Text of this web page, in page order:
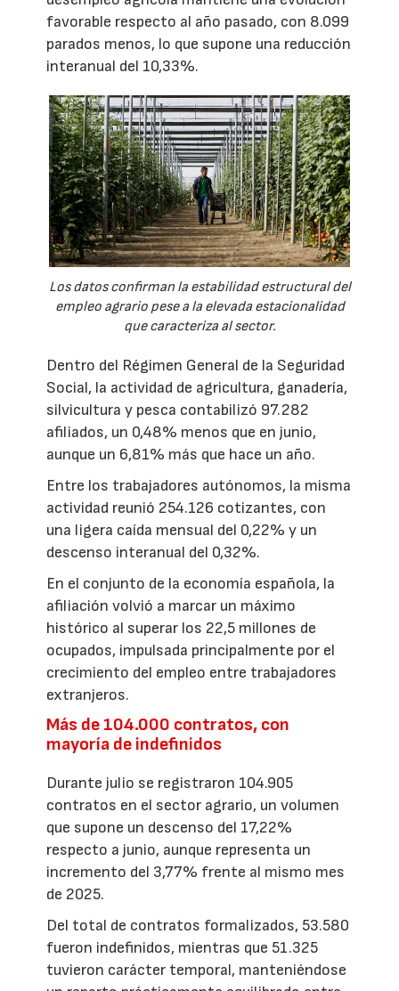
favorable respecto al año pasado, con 8.099
parados menos, lo que supone una reducción
interanual del 10,33%.
Los datos confirman la estabilidad estructural del
empleo agrario pese a la elevada estacionalidad
que caracteriza al sector.
Dentro del Régimen General de la Seguridad
Social, la actividad de agricultura, ganadería,
silvicultura y pesca contabilizó 97.282
afiliados, un 0,48% menos que en junio,
aunque un 6,81% más que hace un año.
Entre los trabajadores autónomos, la misma
actividad reunió 254.126 cotizantes, con
una ligera caída mensual del 0,22% y un
descenso interanual del 0,32%.
En el conjunto de la economía española, la
afiliación volvió a marcar un máximo
histórico al superar los 22,5 millones de
ocupados, impulsada principalmente por el
crecimiento del empleo entre trabajadores
extranjeros.
Más de 104.000 contratos, con
mayoría de indefinidos
Durante julio se registraron 104.905
contratos en el sector agrario, un volumen
que supone un descenso del 17,22%
respecto a junio, aunque representa un
incremento del 3,77% frente al mismo mes
de 2025.
Del total de contratos formalizados, 53.580
fueron indefinidos, mientras que 51.325
tuvieron carácter temporal, manteniéndose